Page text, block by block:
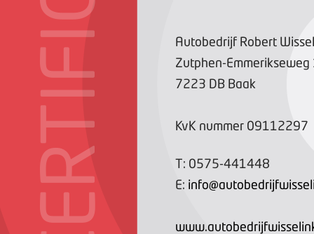
Autobedrijf Robert
Zutphen-Emmerikseweg
7223 DB Baak
KvK nummer 09112297
T: 0575-441448
E: